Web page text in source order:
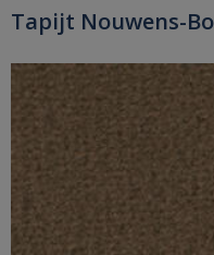
Tapijt Nouwens-